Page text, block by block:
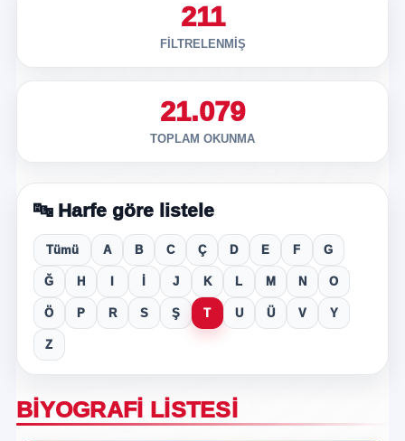
211
FILTRELENMIŞ
21.079
TOPLAM OKUNMA
🔤 Harfe göre listele
Tümü A B C Ç D E F G
Ğ H J K L M N O
Ö P R S Ş T U Ü V Y
Z
BIYOGRAFI LISTESI